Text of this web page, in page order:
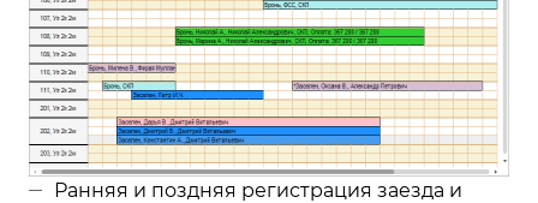
Ранняя и поздняя регистрация заезда и